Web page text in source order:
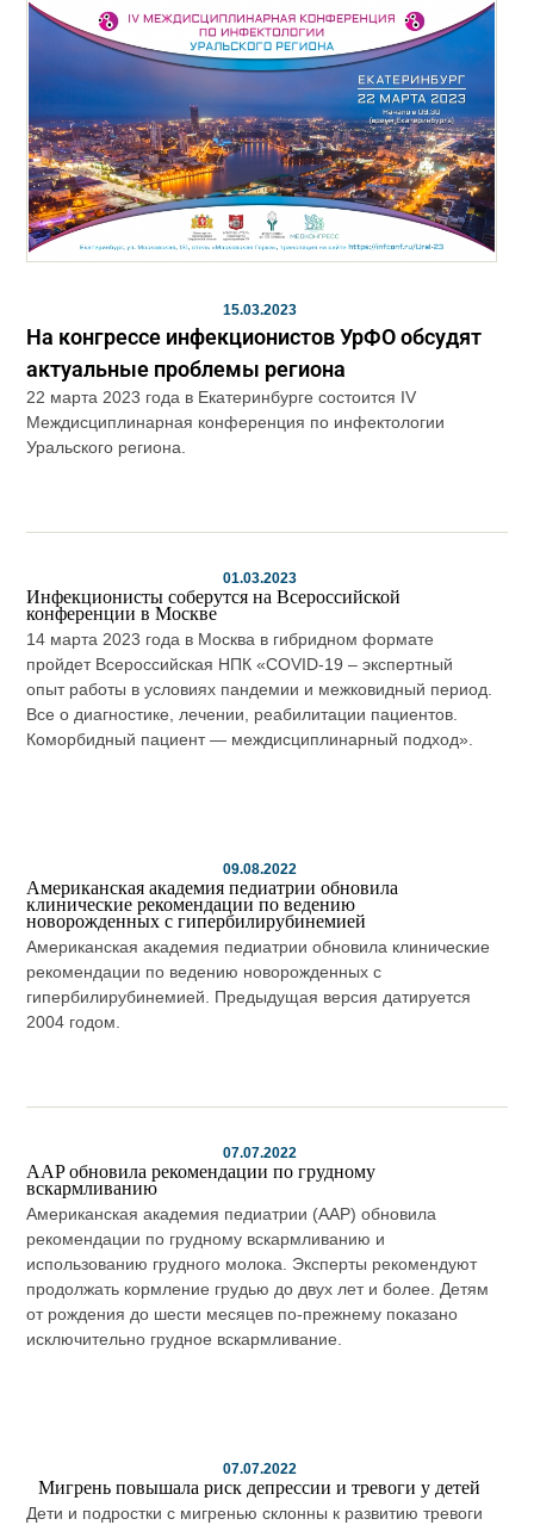
15.03.2023
На конгрессе инфекционистов УрФО обсудят
актуальные проблемы региона
22 марта 2023 года в Екатеринбурге состоится IV
Междисциплинарная конференция по инфектологии
Уральского региона.
01.03.2023
Инфекционисты соберутся на Всероссийской
конференции в Москве
14 марта 2023 года в Москва в гибридном формате
пройдет Всероссийская НПК «COVID-19 – экспертный
опыт работы в условиях пандемии и межковидный период.
Все о диагностике, лечении, реабилитации пациентов.
Коморбидный пациент — междисциплинарный подход».
09.08.2022
Американская академия педиатрии обновила
клинические рекомендации по ведению
новорожденных с гипербилирубинемией
Американская академия педиатрии обновила клинические
рекомендации по ведению новорожденных с
гипербилирубинемией. Предыдущая версия датируется
2004 годом.
07.07.2022
AAP обновила рекомендации по грудному
вскармливанию
Американская академия педиатрии (AAP) обновила
рекомендации по грудному вскармливанию и
использованию грудного молока. Эксперты рекомендуют
продолжать кормление грудью до двух лет и более. Детям
от рождения до шести месяцев по-прежнему показано
исключительно грудное вскармливание.
07.07.2022
Мигрень повышала риск депрессии и тревоги у детей
Дети и подростки с мигренью склонны к развитию тревоги